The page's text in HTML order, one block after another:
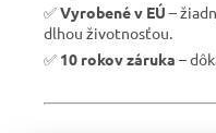
✅Vyrobené v EÚ –
dlhou životnosťou.
✅ 10 rokov záruka –